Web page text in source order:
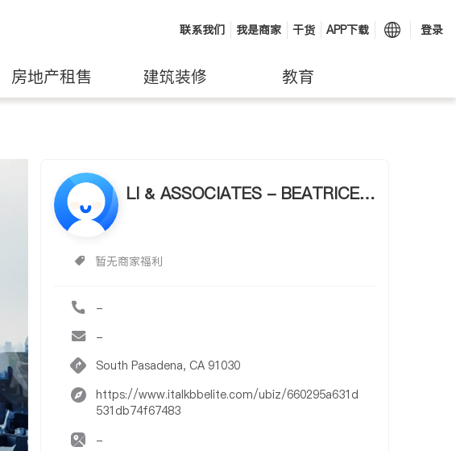
联系我们 我是商家 干货 APP下载 登录
房地产租售 建筑装修 教育
LI & ASSOCIATES - BEATRICE
暂无商家福利
-
-
South Pasadena, CA 91030
https://www.italkbbelite.com/ubiz/660295a631d
531db74f67483
-